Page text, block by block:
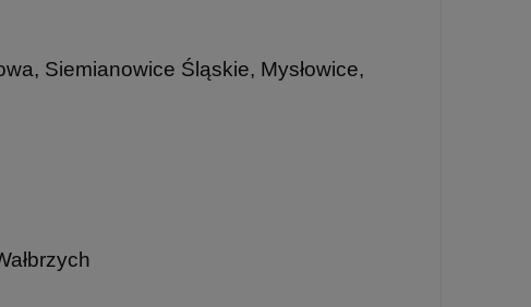
Siemianowice Śląskie, Mysłowice,